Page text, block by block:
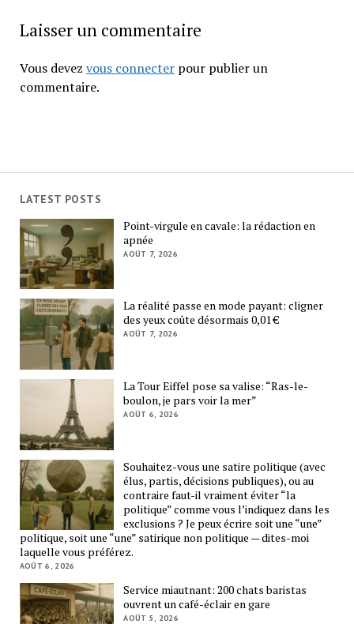
Laisser un commentaire
Vous devez vous connecterpour publier un
commentaire.
LATEST POSTS
Point-virgule en cavale: la rédaction en
apnée
AOÛT 7, 2026
La réalité passe en mode payant: cligner
des yeux coûte désormais 0,01 €
AOÛT 7, 2026
La Tour Eiffel pose sa valise: “Ras-le-
boulon, je pars voir la mer”
AOÛT 6, 2026
Souhaitez-vous une satire politique (avec
élus, partis, décisions publiques), ou au
contraire faut-il vraiment éviter “la
politique” comme vous l’indiquez dans les
exclusions ? Je peux écrire soit une “une”
politique, soit une “une” satirique non politique — dites-moi
laquelle vous préférez.
AOÛT 6, 2026
Service miautnant: 200 chats baristas
ouvrent un café-éclair en gare
AOÛT 5, 2026